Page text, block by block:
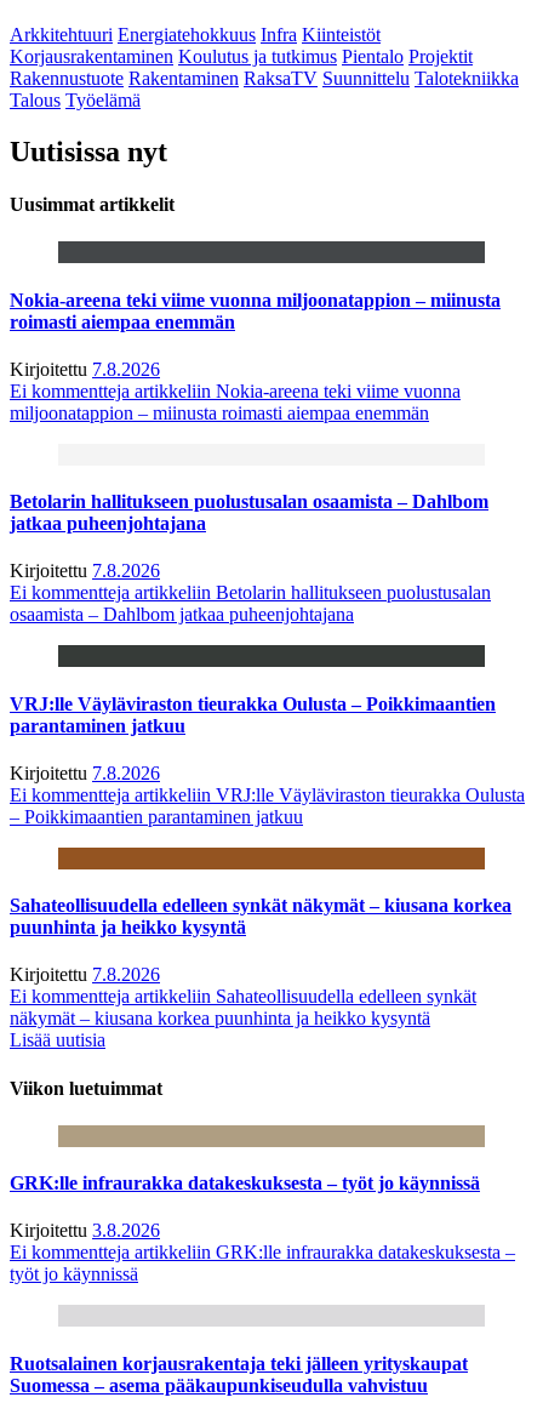
Arkkitehtuuri Energiatehokkuus Infra Kiinteistöt
Korjausrakentaminen Koulutus ja tutkimus Pientalo Projektit
Rakennustuote Rakentaminen RaksaTV Suunnittelu Talotekniikka
Talous Työelämä
Uutisissa nyt
Uusimmat artikkelit
Nokia-areena teki viime vuonna miljoonatappion – miinusta
roimasti aiempaa enemmän
Kirjoitettu 7.8.2026
Ei kommentteja artikkeliin Nokia-areena teki viime vuonna
miljoonatappion – miinusta roimasti aiempaa enemmän
Betolarin hallitukseen puolustusalan osaamista – Dahlbom
jatkaa puheenjohtajana
Kirjoitettu 7.8.2026
Ei kommentteja artikkeliin Betolarin hallitukseen puolustusalan
osaamista – Dahlbom jatkaa puheenjohtajana
VRJ:lle Väyläviraston tieurakka Oulusta – Poikkimaantien
parantaminen jatkuu
Kirjoitettu 7.8.2026
Ei kommentteja artikkeliin VRJ:lle Väyläviraston tieurakka Oulusta
– Poikkimaantien parantaminen jatkuu
Sahateollisuudella edelleen synkät näkymät – kiusana korkea
puunhinta ja heikko kysyntä
Kirjoitettu 7.8.2026
Ei kommentteja artikkeliin Sahateollisuudella edelleen synkät
näkymät – kiusana korkea puunhinta ja heikko kysyntä
Lisää uutisia
Viikon luetuimmat
GRK:lle infraurakka datakeskuksesta – työt jo käynnissä
Kirjoitettu 3.8.2026
Ei kommentteja artikkeliin GRK:lle infraurakka datakeskuksesta –
työt jo käynnissä
Ruotsalainen korjausrakentaja teki jälleen yrityskaupat
Suomessa – asema pääkaupunkiseudulla vahvistuu